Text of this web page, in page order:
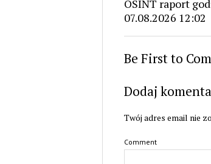
OSINT raport
07.08.2026 12:02
Be First to
Dodaj
Twój adres email nie
Comment